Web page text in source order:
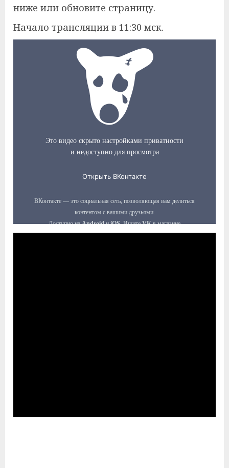
ниже или обновите страницу.
Начало трансляции в 11:30 мск.